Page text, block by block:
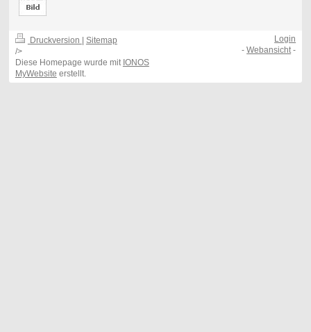
Druckversion
Sitemap
/>
Diese Homepage wurde mit IONOS
MyWebsite erstellt.
Login
-Webansicht-